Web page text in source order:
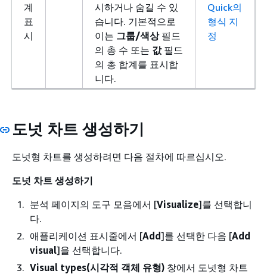
계
표
시
시하거나 숨길 수 있
습니다. 기본적으로
이는 그룹/색상필드
의 총 수 또는 값필드
의 총 합계를 표시합
니다.
Quick의
형식 지
정
도넛 차트 생성하기
도넛형 차트를 생성하려면 다음 절차에 따르십시오.
도넛 차트 생성하기
분석 페이지의 도구 모음에서 [Visualize]를 선택합니
다.
애플리케이션 표시줄에서 [Add]를 선택한 다음 [Add
visual]을 선택합니다.
Visual types(시각적 객체 유형) 창에서 도넛형 차트